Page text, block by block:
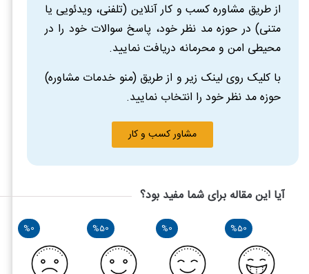
از طریق مشاوره کسب و کار آنلاین (تلفنی، ویدئویی یا
متنی) در حوزه مد نظر خود، پاسخ سوالات خود را در
محیطی امن و محرمانه دریافت نمایید.
با کلیک روی لینک زیر و از طریق (منو خدمات مشاوره)
حوزه مد نظر خود را انتخاب نمایید.
مشاور کسب و کار
آیا این مقاله برای شما مفید بود؟
%50
%0
%50
%0